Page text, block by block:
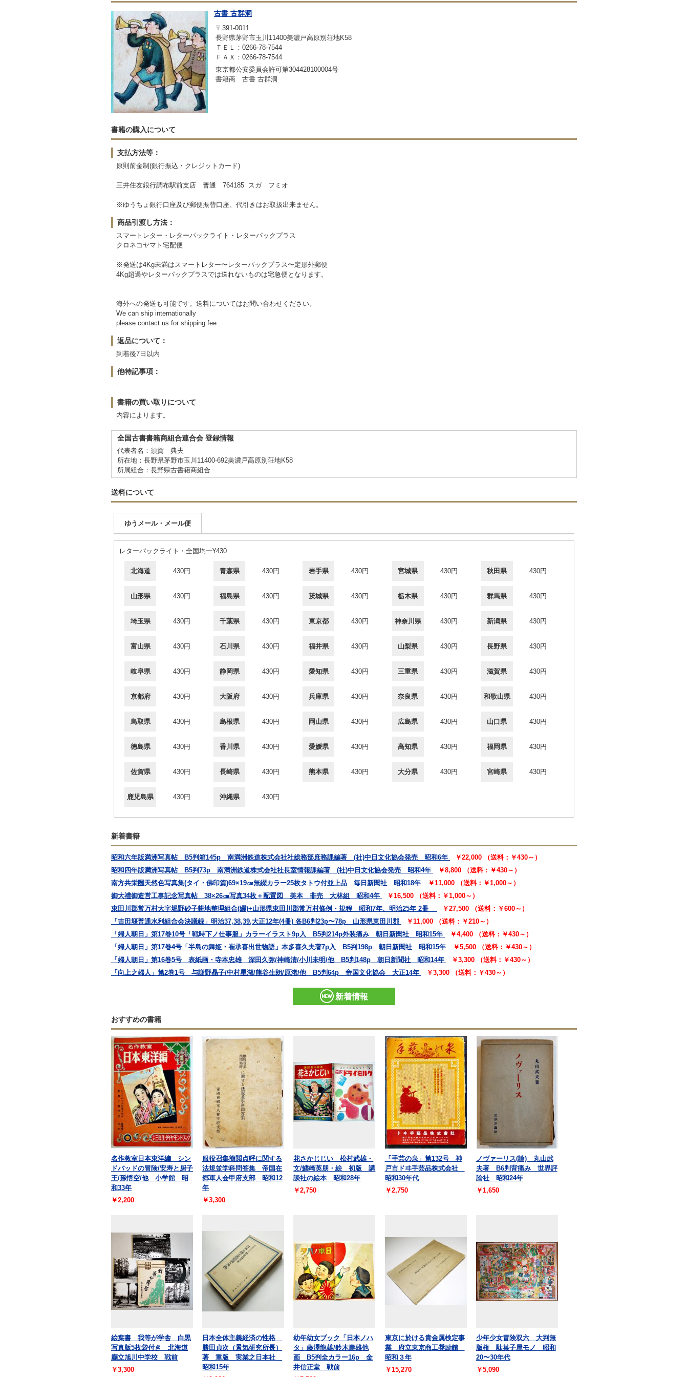
古書 古群洞
〒391-0011
長野県茅野市玉川11400美濃戸高原別荘地K58
ＴＥＬ：0266-78-7544
ＦＡＸ：0266-78-7544
東京都公安委員会許可第304428100004号
書籍商 古書 古群洞
書籍の購入について
支払方法等：
原則前金制(銀行振込・クレジットカード)
三井住友銀行調布駅前支店 普通 764185 スガ フミオ
※ゆうちょ銀行口座及び郵便振替口座、代引きはお取扱出来ません。
商品引渡し方法：
スマートレター・レターパックライト・レターパックプラス
クロネコヤマト宅配便
※発送は4Kg未満はスマートレター〜レターパックプラス〜定形外郵便
4Kg超過やレターパックプラスでは送れないものは宅急便となります。
海外への発送も可能です。送料についてはお問い合わせください。
We can ship internationally
please contact us for shipping fee.
返品について：
到着後7日以内
他特記事項：
-
書籍の買い取りについて
内容によります。
全国古書書籍商組合連合会 登録情報
代表者名：須賀 典夫
所在地：長野県茅野市玉川11400-692美濃戸高原別荘地K58
所属組合：長野県古書籍商組合
送料について
ゆうメール・メール便
レターパックライト・全国均一¥430
北海道 430円 青森県 430円 岩手県 430円 宮城県 430円 秋田県 430円
山形県 430円 福島県 430円 茨城県 430円 栃木県 430円 群馬県 430円
埼玉県 430円 千葉県 430円 東京都 430円 神奈川県 430円 新潟県 430円
富山県 430円 石川県 430円 福井県 430円 山梨県 430円 長野県 430円
岐阜県 430円 静岡県 430円 愛知県 430円 三重県 430円 滋賀県 430円
京都府 430円 大阪府 430円 兵庫県 430円 奈良県 430円 和歌山県 430円
鳥取県 430円 島根県 430円 岡山県 430円 広島県 430円 山口県 430円
徳島県 430円 香川県 430円 愛媛県 430円 高知県 430円 福岡県 430円
佐賀県 430円 長崎県 430円 熊本県 430円 大分県 430円 宮崎県 430円
鹿児島県 430円 沖縄県 430円
新着書籍
昭和六年版満洲写真帖 B5判箱145p 南満洲鉄道株式会社社総務部庶務課編著 (社)中日文化協会発売 昭和6年
￥22,000 （送料：￥430～）
昭和四年版満洲写真帖 B5判73p 南満洲鉄道株式会社社長室情報課編著 (社)中日文化協会発売 昭和4年
￥8,800 （送料：￥430～）
南方共栄圏天然色写真集(タイ・佛印篇)69×19㎝無綴カラー25枚タトウ付並上品 毎日新聞社 昭和18年
￥11,000 （送料：￥1,000～）
御大禮御造営工事記念写真帖 38×26㎝写真34枚＋配置図 美本 非売 大林組 昭和4年
￥16,500 （送料：￥1,000～）
東田川郡常万村大字堀野砂子耕地整理組合(綴)+山形県東田川郡常万村條例・規程 昭和7年、明治25年 2冊
￥27,500 （送料：￥600～）
「吉田堰普通水利組合会決議録」明治37,38,39,大正12年(4冊) 各B6判23p〜78p 山形県東田川郡
￥11,000 （送料：￥210～）
「婦人朝日」第17巻10号「戦時下ノ仕事服」カラーイラスト9p入 B5判214p外装痛み 朝日新聞社 昭和15年
￥4,400 （送料：￥430～）
「婦人朝日」第17巻4号「半島の舞姫・崔承喜出世物語」本多喜久夫著7p入 B5判198p 朝日新聞社 昭和15年
￥5,500 （送料：￥430～）
「婦人朝日」第16巻5号 表紙画・寺本忠雄 深田久弥/神崎清/小川未明/他 B5判148p 朝日新聞社 昭和14年
￥3,300 （送料：￥430～）
「向上之婦人」第2巻1号 与謝野晶子/中村星湖/熊谷生朗/原渚/他 B5判64p 帝国文化協会 大正14年
￥3,300 （送料：￥430～）
新着情報
おすすめの書籍
名作教室日本東洋編 シン
ドバッドの冒険/安寿と厨子
王/孫悟空/他 小学館 昭
和33年
￥2,200
服役召集簡閲点呼に関する
法規並学科問答集 帝国在
郷軍人会甲府支部 昭和12
年
￥3,300
花さかじじい 松村武雄・
文/鰭崎英朋・絵 初版 講
談社の絵本 昭和28年
￥2,750
「手芸の泉」第132号 神
戸市ドヰ手芸品株式会社
昭和30年代
￥2,750
ノヴァーリス(論) 丸山武
夫著 B6判背痛み 世界評
論社 昭和24年
￥1,650
絵葉書 我等が学舎 白黒
写真版5枚袋付き 北海道
廳立旭川中学校 戦前
￥3,300
日本全体主義経済の性格
勝田貞次（景気研究所長）
著 重版 実業之日本社
昭和15年
幼年幼女ブック「日本ノハ
タ」藤澤龍雄/鈴木壽雄他
画 B5判全カラー16p 金
井信正堂 戦前
東京に於ける貴金属検定事
業 府立東京商工奨励館
昭和３年
￥15,270
少年少女冒険双六 大判無
版権 駄菓子屋モノ 昭和
20〜30年代
￥5,090